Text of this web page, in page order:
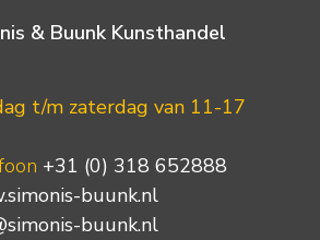
& Buunk Kunsthandel
t/m zaterdag van 11-17
+31 (0) 318 652888
buunk.nl
buunk.nl